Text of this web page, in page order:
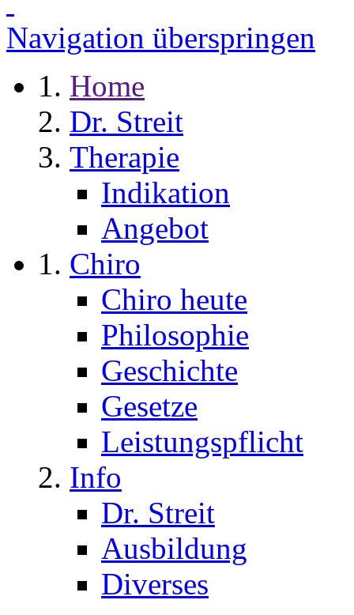
Navigation überspringen
Home
Dr. Streit
Therapie
Indikation
Angebot
Chiro
Chiro heute
Philosophie
Geschichte
Gesetze
Leistungspflicht
Info
Dr. Streit
Ausbildung
Diverses